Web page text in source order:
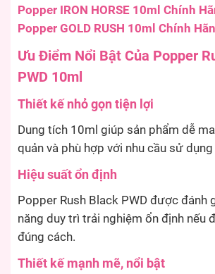
Popper IRON HORSE 10ml Chính
Popper GOLD RUSH 10ml Chính
Ưu Điểm Nổi Bật Của Popper
PWD 10ml
Thiết kế nhỏ gọn tiện lợi
Dung tích 10ml giúp sản phẩm dễ
quản và phù hợp với nhu cầu sử dụng
Hiệu suất ổn định
Popper Rush Black PWD được đánh
năng duy trì trải nghiệm ổn định nếu
đúng cách.
Thiết kế mạnh mẽ, nổi bật